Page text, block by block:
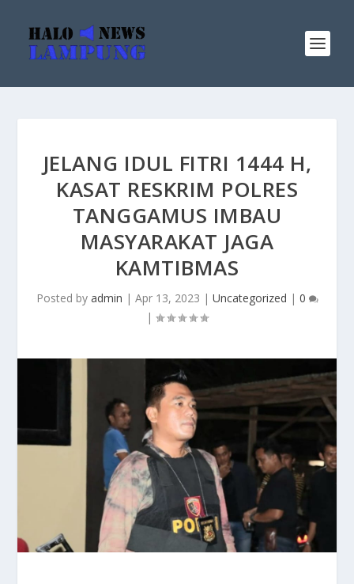
JELANG IDUL FITRI 1444 H,
KASAT RESKRIM POLRES
TANGGAMUS IMBAU
MASYARAKAT JAGA
KAMTIBMAS
Posted by admin | Apr 13, 2023 | Uncategorized | 0
|